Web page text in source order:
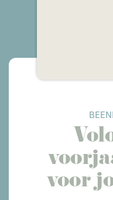
voor